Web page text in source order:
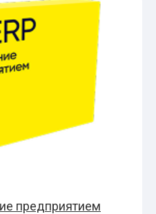
предприятием